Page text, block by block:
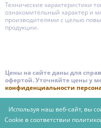
Технические характеристики
ознакомительный характер и
производителями с целью
продукции.
Цены на сайте даны для
офертой. Уточняйте цены у
конфиденциальности
Используя наш веб-сайт, вы
Cookie в соответствии